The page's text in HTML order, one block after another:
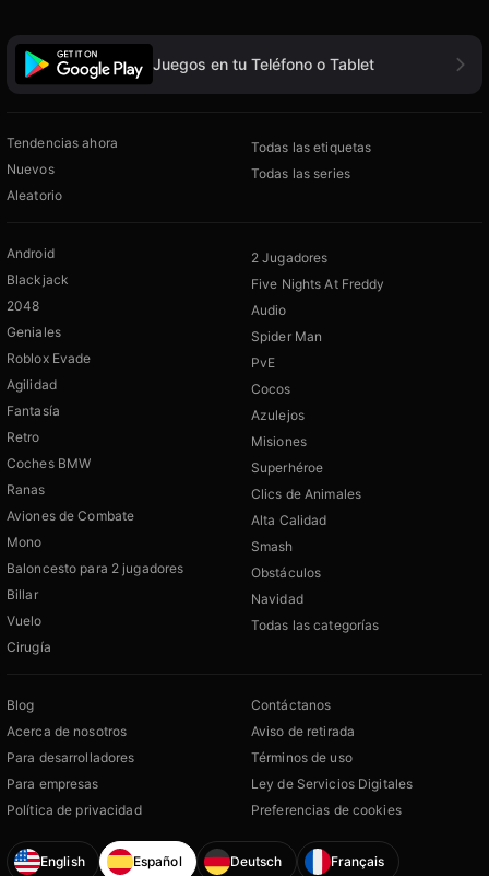
Juegos en tu Teléfono o Tablet
Tendencias ahora
Nuevos
Aleatorio
Todas las etiquetas
Todas las series
Android
Blackjack
2048
Geniales
Roblox Evade
Agilidad
Fantasía
Retro
Coches BMW
Ranas
Aviones de Combate
Mono
Baloncesto para 2 jugadores
Billar
Vuelo
Cirugía
2 Jugadores
Five Nights At Freddy
Audio
Spider Man
PvE
Cocos
Azulejos
Misiones
Superhéroe
Clics de Animales
Alta Calidad
Smash
Obstáculos
Navidad
Todas las categorías
Blog
Acerca de nosotros
Para desarrolladores
Para empresas
Política de privacidad
Contáctanos
Aviso de retirada
Términos de uso
Ley de Servicios Digitales
Preferencias de cookies
English Español Deutsch Français